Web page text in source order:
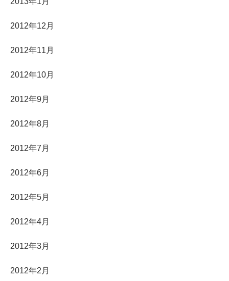
2012年12月
2012年11月
2012年10月
2012年9月
2012年8月
2012年7月
2012年6月
2012年5月
2012年4月
2012年3月
2012年2月